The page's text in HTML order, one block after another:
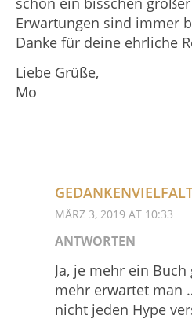
Erwartungen sind immer
Danke für deine ehrliche
Liebe Grüße,
Mo
MÄRZ 3, 2019 AT 10:33
ANTWORTEN
Ja, je mehr ein
mehr erwartet man
nicht jeden Hype